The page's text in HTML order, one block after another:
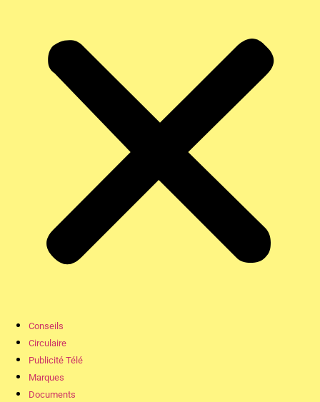
Conseils
Circulaire
Publicité Télé
Marques
Documents